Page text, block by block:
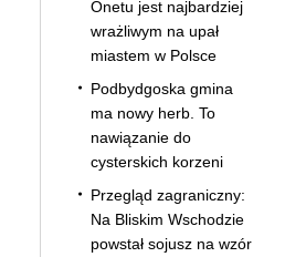
Onetu jest najbardziej
wrażliwym na upał
miastem w Polsce
Podbydgoska gmina
ma nowy herb. To
nawiązanie do
cysterskich korzeni
Przegląd zagraniczny:
Na Bliskim Wschodzie
powstał sojusz na wzór